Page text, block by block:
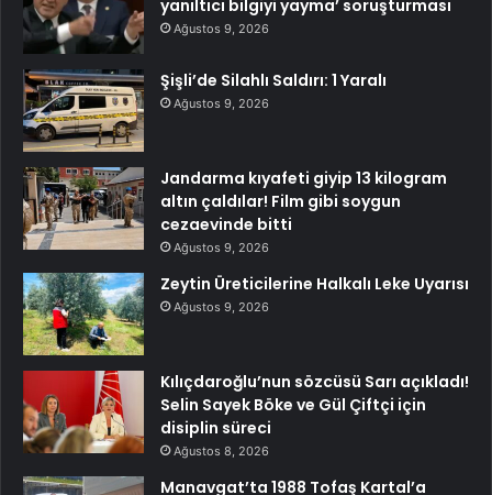
yanıltıcı bilgiyi yayma’ soruşturması
Ağustos 9, 2026
Şişli’de Silahlı Saldırı: 1 Yaralı
Ağustos 9, 2026
Jandarma kıyafeti giyip 13 kilogram
altın çaldılar! Film gibi soygun
cezaevinde bitti
Ağustos 9, 2026
Zeytin Üreticilerine Halkalı Leke Uyarısı
Ağustos 9, 2026
Kılıçdaroğlu’nun sözcüsü Sarı açıkladı!
Selin Sayek Böke ve Gül Çiftçi için
disiplin süreci
Ağustos 8, 2026
Manavgat’ta 1988 Tofaş Kartal’a